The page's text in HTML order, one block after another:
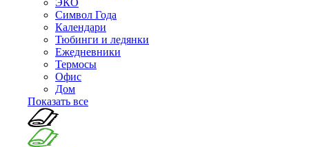
ЭКО
Символ Года
Календари
Тюбинги и ледянки
Ежедневники
Термосы
Офис
Дом
Показать все